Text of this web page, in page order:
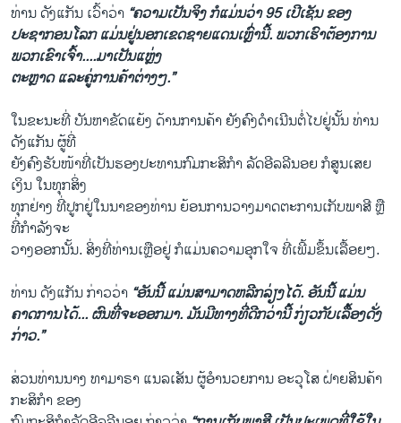
ທ່ານ ດັງແກັນ ເວົ້າວ່າ “ຄວາມເປັນຈິງ ກໍແມ່ນວ່າ 95 ເປີເຊັນ ຂອງ
ປະຊາກອນໂລກ ແມ່ນຢູ່ນອກເຂດຊາຍແດນເຫຼົ່ານີ້. ພວກເຮົາຕ້ອງການ
ພວກເຂົາເຈົ້າ....ມາເປັນແຫຼ່ງ
ຕະຫຼາດ ແລະຄູ່ການຄ້າຕ່າງໆ.”
ໃນຂະນະທີ່ ບັນຫາຂັດແຍ້ງ ດ້ານການຄ້າ ຍັງຄົງດຳເນີນຕໍ່ໄປຢູ່ນັ້ນ ທ່ານ
ດັງແກັນ ຜູ້ທີ່
ຍັງຄົງຮັບໜ້າທີ່ເປັນຮອງປະທານກົມກະສິກຳ ລັດອີລລີນອຍ ກໍສູນເສຍ
ເງິນ ໃນທຸກສິ່ງ
ທຸກຢ່າງ ທີ່ປູກຢູ່ໃນນາຂອງທ່ານ ຍ້ອນການວາງມາດຕະການເກັບພາສີ ຫຼື
ທີ່ກຳລັງຈະ
ວາງອອກນັ້ນ. ສິ່ງທີ່ທ່ານເຫຼືອຢູ່ ກໍແມ່ນຄວາມອຸກໃຈ ທີ່ເພີ້ມຂຶ້ນເລື້ອຍໆ.
ທ່ານ ດັງແກັນ ກ່າວວ່າ “ອັນນີ້ ແມ່ນສາມາດຫລີກລ່ຽງໄດ້. ອັນນີ້ ແມ່ນ
ຄາດການໄດ້... ຜົນທີ່ຈະອອກມາ. ມັນມີທາງທີ່ດີກວ່ານີ້ ກ່ຽວກັບເລື້ອງດັ່ງ
ກ່າວ.”
ສ່ວນທ່ານນາງ ທາມາຣາ ແນລເສັນ ຜູ້ອຳນວຍການ ອະວຸໂສ ຝ່າຍສິນຄ້າ
ກະສິກຳ ຂອງ